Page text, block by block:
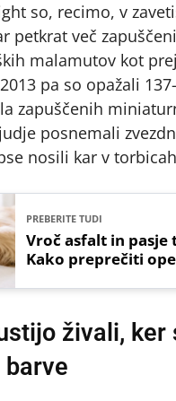
so, recimo, v
petkrat več
malamutov kot
pa so opažali
zapuščenih
posnemali
nosili kar v
PREBERITE TUDI
Vroč asfalt in pasje
Kako preprečiti
živali, ker
barve